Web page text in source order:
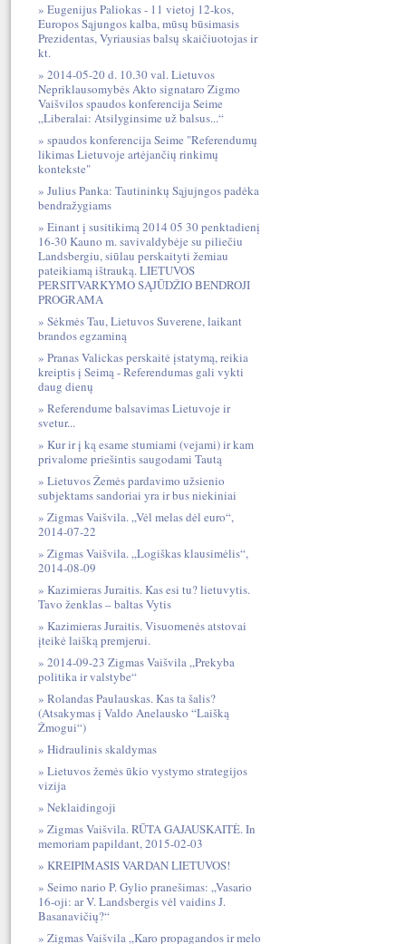
Eugenijus Paliokas - 11 vietoj 12-kos,
Europos Sąjungos kalba, mūsų būsimasis
Prezidentas, Vyriausias balsų skaičiuotojas ir
kt.
2014-05-20 d. 10.30 val. Lietuvos
Nepriklausomybės Akto signataro Zigmo
Vaišvilos spaudos konferencija Seime
„Liberalai: Atsilyginsime už balsus...“
spaudos konferencija Seime "Referendumų
likimas Lietuvoje artėjančių rinkimų
kontekste"
Julius Panka: Tautininkų Sąjujngos padėka
bendražygiams
Einant į susitikimą 2014 05 30 penktadienį
16-30 Kauno m. savivaldybėje su piliečiu
Landsbergiu, siūlau perskaityti žemiau
pateikiamą ištrauką. LIETUVOS
PERSITVARKYMO SĄJŪDŽIO BENDROJI
PROGRAMA
Sėkmės Tau, Lietuvos Suverene, laikant
brandos egzaminą
Pranas Valickas perskaitė įstatymą, reikia
kreiptis į Seimą - Referendumas gali vykti
daug dienų
Referendume balsavimas Lietuvoje ir
svetur...
Kur ir į ką esame stumiami (vejami) ir kam
privalome priešintis saugodami Tautą
Lietuvos Žemės pardavimo užsienio
subjektams sandoriai yra ir bus niekiniai
Zigmas Vaišvila. „Vėl melas dėl euro“,
2014-07-22
Zigmas Vaišvila. „Logiškas klausimėlis“,
2014-08-09
Kazimieras Juraitis. Kas esi tu? lietuvytis.
Tavo ženklas – baltas Vytis
Kazimieras Juraitis. Visuomenės atstovai
įteikė laišką premjerui.
2014-09-23 Zigmas Vaišvila „Prekyba
politika ir valstybe“
Rolandas Paulauskas. Kas ta šalis?
(Atsakymas į Valdo Anelausko “Laišką
Žmogui“)
Hidraulinis skaldymas
Lietuvos žemės ūkio vystymo strategijos
vizija
Neklaidingoji
Zigmas Vaišvila. RŪTA GAJAUSKAITĖ. In
memoriam papildant, 2015-02-03
KREIPIMASIS VARDAN LIETUVOS!
Seimo nario P. Gylio pranešimas: „Vasario
16-oji: ar V. Landsbergis vėl vaidins J.
Basanavičių?“
Zigmas Vaišvila „Karo propagandos ir melo